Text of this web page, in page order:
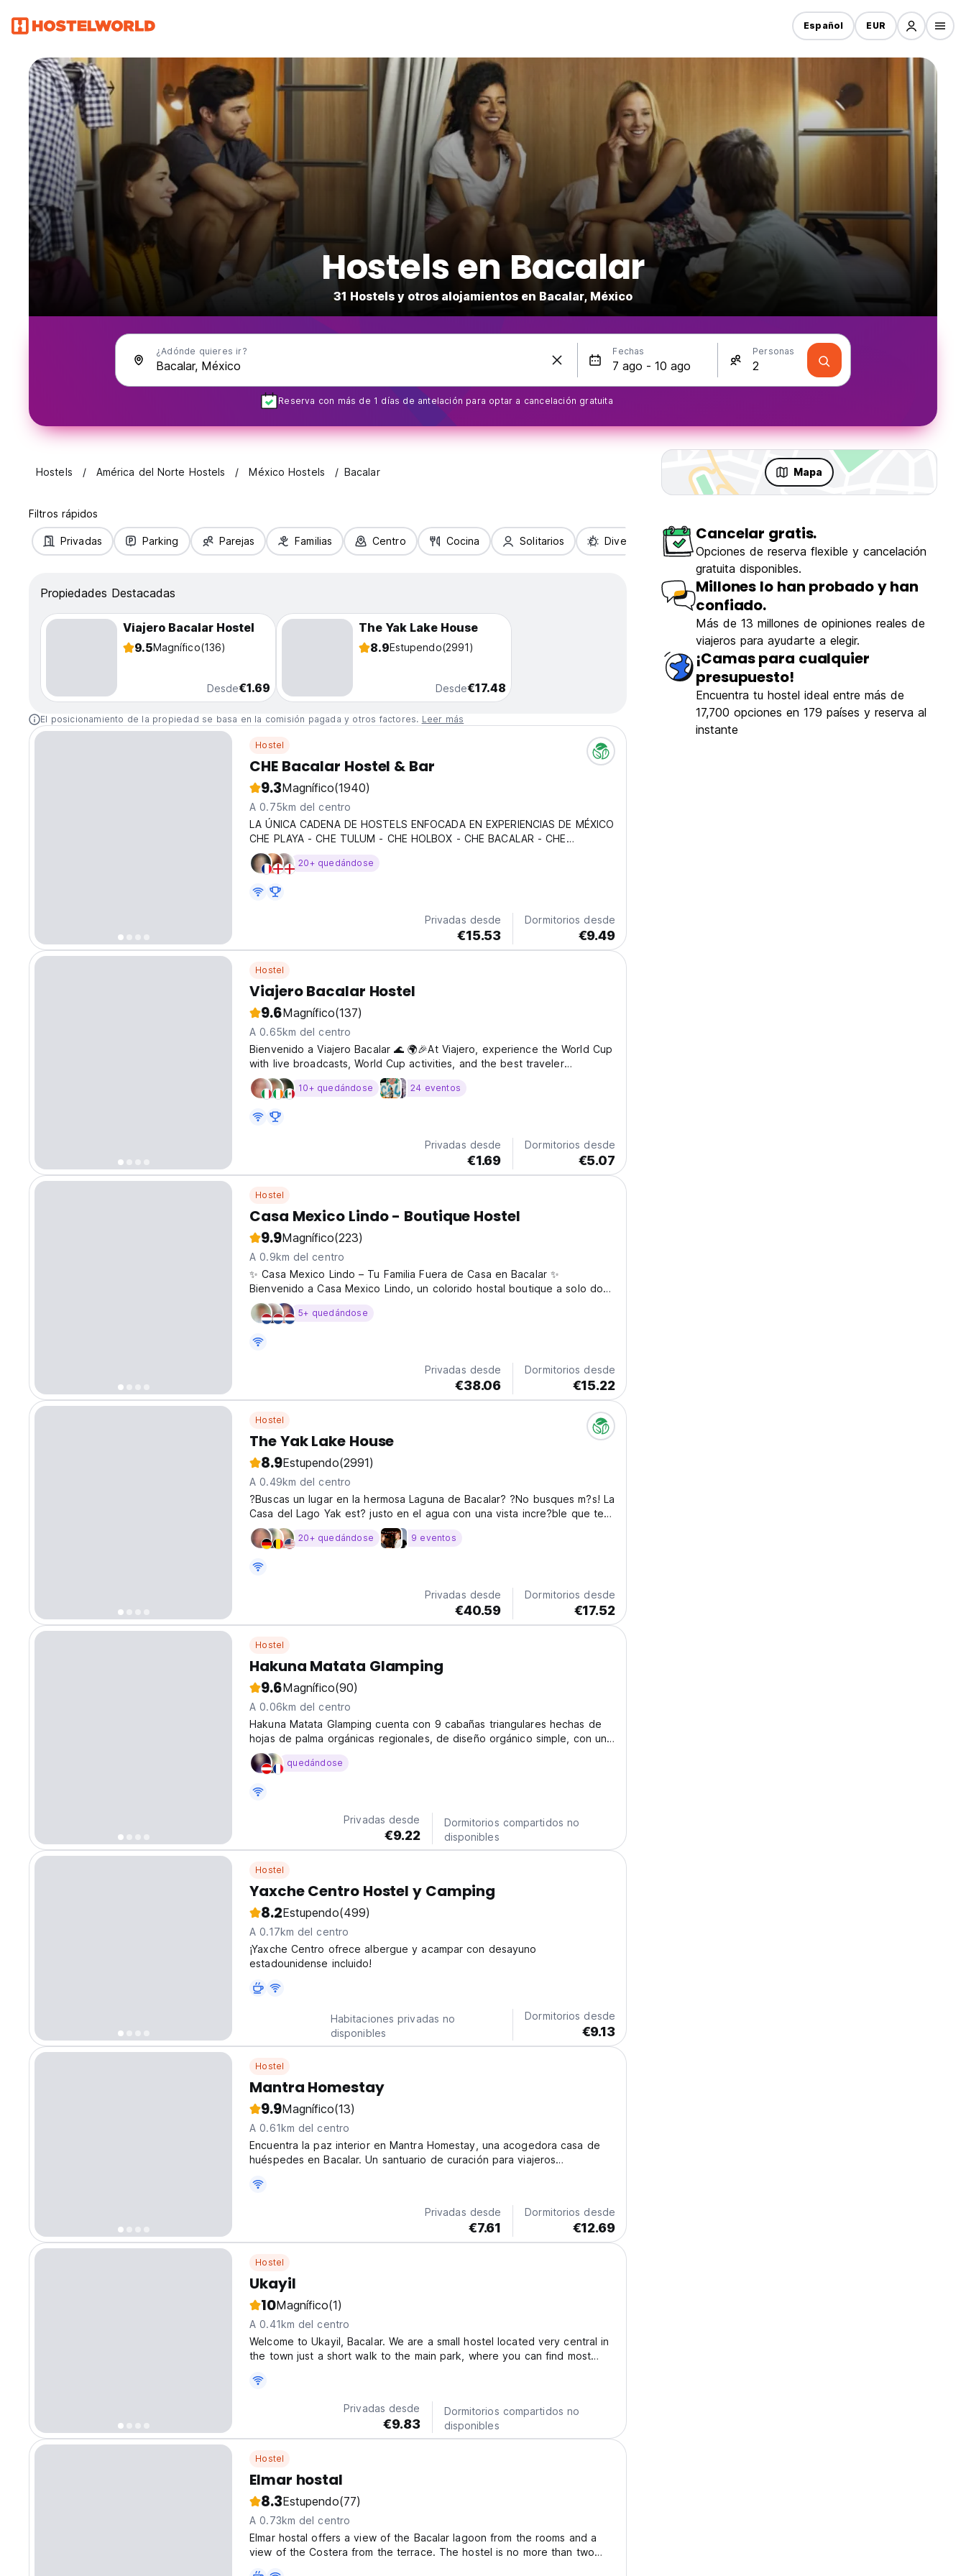
Español EUR
Hostels en Bacalar
31 Hostels y otros alojamientos en Bacalar, México
¿Adónde quieres ir? Fechas Personas
Reserva con más de 1 días de antelación para optar a cancelación gratuita
Hostels América del Norte Hostels México Hostels Bacalar Mapa
Filtros rápidos
Privadas Parking Parejas Familias Centro Cocina Solitarios Diversión
Propiedades Destacadas
Viajero Bacalar Hostel
9.5Magnífico(136)
Desde€1.69
The Yak Lake House
8.9Estupendo(2991)
Desde€17.48
El posicionamiento de la propiedad se basa en la comisión pagada y otros factores. Leer más
Hostel
CHE Bacalar Hostel & Bar
9.3Magnífico(1940)
A 0.75km del centro
LA ÚNICA CADENA DE HOSTELS ENFOCADA EN EXPERIENCIAS DE MÉXICO
CHE PLAYA - CHE TULUM - CHE HOLBOX - CHE BACALAR - CHE
VALLADOLID - CHE MERIDA - CHE SAN CRISTOBAL - CHE ZIPOLITE - CHE
PUERTO ESCONDIDO Considerado uno de los Pueblos Mágicos que se
20+ quedándose
Privadas desde
€15.53
Dormitorios desde
€9.49
Hostel
Viajero Bacalar Hostel
9.6Magnífico(137)
A 0.65km del centro
Bienvenido a Viajero Bacalar 🌊 🌍🎉At Viajero, experience the World Cup
with live broadcasts, World Cup activities, and the best traveler
atmosphere to celebrate every match together. ⚽ ¿Por qué Viajero
Bacalar? Parte de la mejor cadena de hostales de Latinoamérica,...
10+ quedándose 24 eventos
Privadas desde
€1.69
Dormitorios desde
€5.07
Hostel
Casa Mexico Lindo - Boutique Hostel
9.9Magnífico(223)
A 0.9km del centro
✨ Casa Mexico Lindo – Tu Familia Fuera de Casa en Bacalar ✨
Bienvenido a Casa Mexico Lindo, un colorido hostal boutique a solo dos
cuadras de la Laguna de los Siete Colores y en la entrada del parque
ecológico de Bacalar. También estamos a pocos pasos del...
5+ quedándose
Privadas desde
€38.06
Dormitorios desde
€15.22
Hostel
The Yak Lake House
8.9Estupendo(2991)
A 0.49km del centro
?Buscas un lugar en la hermosa Laguna de Bacalar? ?No busques m?s! La
Casa del Lago Yak est? justo en el agua con una vista incre?ble que te
har? no querer irte nunca. ?Ven y pasa un tiempo en el para?so! Las
instalaciones incluyen un muelle privado que...
20+ quedándose 9 eventos
Privadas desde
€40.59
Dormitorios desde
€17.52
Hostel
Hakuna Matata Glamping
9.6Magnífico(90)
A 0.06km del centro
Hakuna Matata Glamping cuenta con 9 cabañas triangulares hechas de
hojas de palma orgánicas regionales, de diseño orgánico simple, con una
cama tamaño queen y mosquitero.
quedándose
Privadas desde
€9.22
Dormitorios compartidos no
disponibles
Hostel
Yaxche Centro Hostel y Camping
8.2Estupendo(499)
A 0.17km del centro
¡Yaxche Centro ofrece albergue y acampar con desayuno
estadounidense incluido!
Habitaciones privadas no
disponibles
Dormitorios desde
€9.13
Hostel
Mantra Homestay
9.9Magnífico(13)
A 0.61km del centro
Encuentra la paz interior en Mantra Homestay, una acogedora casa de
huéspedes en Bacalar. Un santuario de curación para viajeros
(Auto-translated from original language)
Privadas desde
€7.61
Dormitorios desde
€12.69
Hostel
Ukayil
10Magnífico(1)
A 0.41km del centro
Welcome to Ukayil, Bacalar. We are a small hostel located very central in
the town just a short walk to the main park, where you can find most
enough distance from the noise and bustle...
Privadas desde
€9.83
Dormitorios compartidos no
disponibles
Hostel
Elmar hostal
8.3Estupendo(77)
A 0.73km del centro
Elmar hostal offers a view of the Bacalar lagoon from the rooms and a
view of the Costera from the terrace. The hostel is no more than two
Cancelar gratis.
Opciones de reserva flexible y cancelación
gratuita disponibles.
Millones lo han probado y han
confiado.
Más de 13 millones de opiniones reales de
viajeros para ayudarte a elegir.
¡Camas para cualquier
presupuesto!
Encuentra tu hostel ideal entre más de
17,700 opciones en 179 países y reserva al
instante